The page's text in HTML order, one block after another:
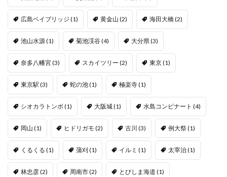
広島ベイブリッジ (1) 黄金山 (2) 海田大橋(2)
池山水源(1) 菊池渓谷(4) 大分県 (3)
奈多八幡宮(3) スカイツリー (2) 東京(1)
東京駅 (3) 蛇の池(1) 極楽寺(1)
シオカラトンボ (1) 大阪城(1) 水島コンビナート (4)
岡山 (1) ヒドリガモ (2) 古川 (3) 例大祭(1)
くるくる (1) 蒲刈 (1) イルミ (1) 太宰治(1)
林忠彦(2) 周南市(2) とびしま海道 (1)